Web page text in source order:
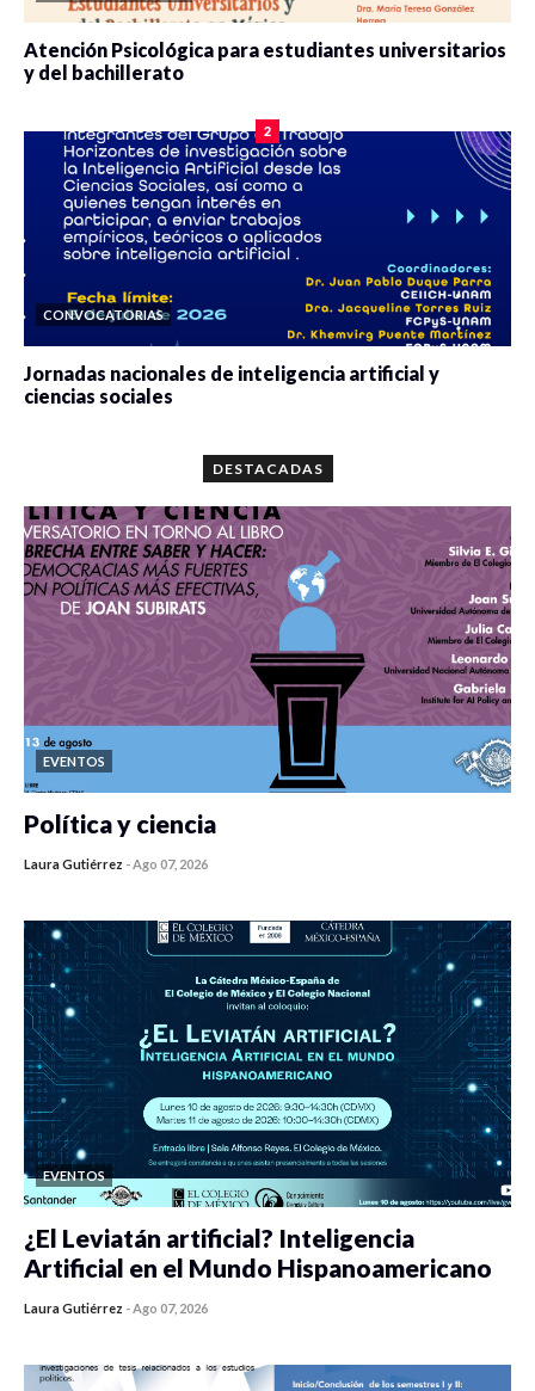
Atención Psicológica para estudiantes universitarios
y del bachillerato
2
CONVOCATORIAS
Jornadas nacionales de inteligencia artificial y
ciencias sociales
DESTACADAS
EVENTOS
Política y ciencia
Laura Gutiérrez -Ago 07, 2026
EVENTOS
¿El Leviatán artificial? Inteligencia
Artificial en el Mundo Hispanoamericano
Laura Gutiérrez -Ago 07, 2026